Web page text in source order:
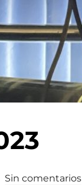
Sin comentarios